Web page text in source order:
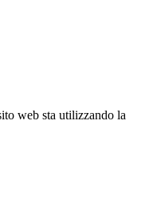
web sta utilizzando la